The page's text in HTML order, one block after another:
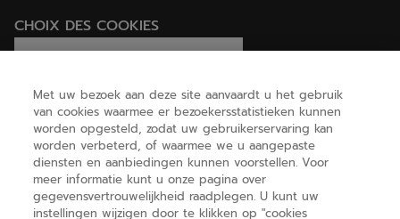
CHOIX DES COOKIES
HELP
OVER ONS
Met uw bezoek aan deze site aanvaardt u het gebruik
van cookies waarmee er bezoekersstatistieken kunnen
worden opgesteld, zodat uw gebruikerservaring kan
worden verbeterd, of waarmee we u aangepaste
diensten en aanbiedingen kunnen voorstellen. Voor
meer informatie kunt u onze pagina over
gegevensvertrouwelijkheid raadplegen. U kunt uw
instellingen wijzigen door te klikken op "cookies